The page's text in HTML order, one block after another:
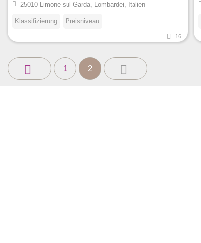
25010 Limone sul Garda, Lombardei, Italien
Klassifizierung Preisniveau
16
1 2